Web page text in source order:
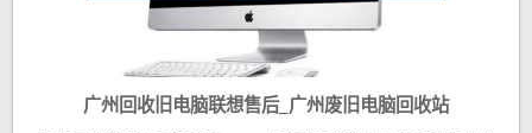
广州回收旧电脑联想售后_广州废旧电脑回收站